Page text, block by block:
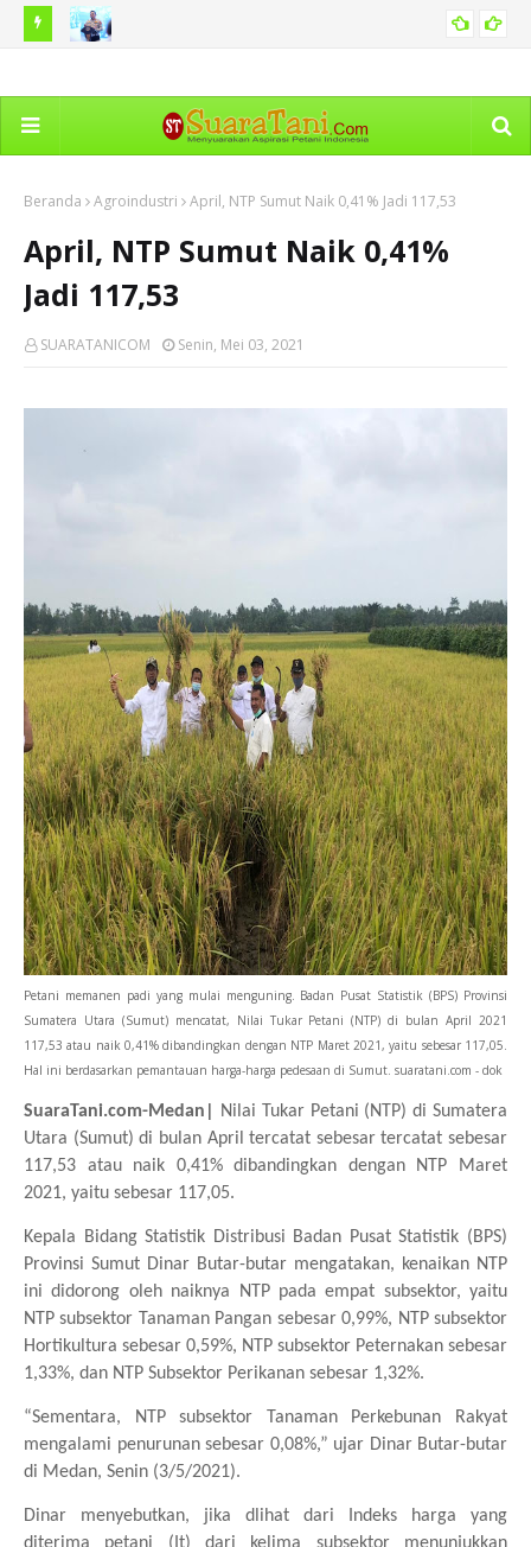
Hoaks
Beranda Agroindustri April, NTP Sumut Naik 0,41% Jadi 117,53
April, NTP Sumut Naik 0,41%
Jadi 117,53
SUARATANICOM Senin, Mei 03, 2021
Petani memanen padi yang mulai menguning. Badan Pusat Statistik (BPS) Provinsi
Sumatera Utara (Sumut) mencatat, Nilai Tukar Petani (NTP) di bulan April 2021
117,53 atau naik 0,41% dibandingkan dengan NTP Maret 2021, yaitu sebesar 117,05.
Hal ini berdasarkan pemantauan harga-harga pedesaan di Sumut. suaratani.com - dok
SuaraTani.com-Medan|
Nilai Tukar Petani (NTP) di Sumatera
Utara (Sumut) di bulan April tercatat sebesar tercatat sebesar
117,53 atau naik 0,41% dibandingkan dengan NTP Maret
2021, yaitu sebesar 117,05.
Kepala Bidang Statistik Distribusi Badan Pusat Statistik (BPS)
Provinsi Sumut Dinar Butar-butar mengatakan, kenaikan NTP
ini didorong oleh naiknya NTP pada empat subsektor, yaitu
NTP subsektor Tanaman Pangan sebesar 0,99%, NTP subsektor
Hortikultura sebesar 0,59%, NTP subsektor Peternakan sebesar
1,33%, dan NTP Subsektor Perikanan sebesar 1,32%.
“Sementara, NTP subsektor Tanaman Perkebunan Rakyat
mengalami penurunan sebesar 0,08%,” ujar Dinar Butar-butar
di Medan, Senin (3/5/2021).
Dinar menyebutkan, jika dlihat dari Indeks harga yang